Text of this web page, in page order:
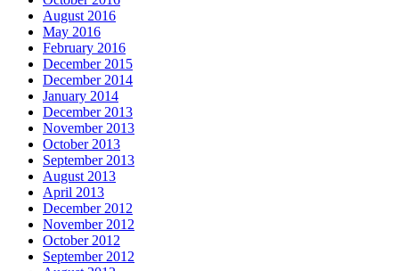
August 2016
May 2016
February 2016
December 2015
December 2014
January 2014
December 2013
November 2013
October 2013
September 2013
August 2013
April 2013
December 2012
November 2012
October 2012
September 2012